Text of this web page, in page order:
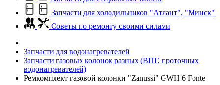
Запчасти для холодильников "Атлант", "Минск"
Советы по ремонту своими силами
Запчасти для водонагревателей
Запчасти газовых колонок разных (ВПГ, проточных
водонагревателей)
Ремкомплект газовой колонки "Zanussi" GWH 6 Fonte